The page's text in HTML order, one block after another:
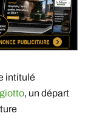
intitulé
, un départ